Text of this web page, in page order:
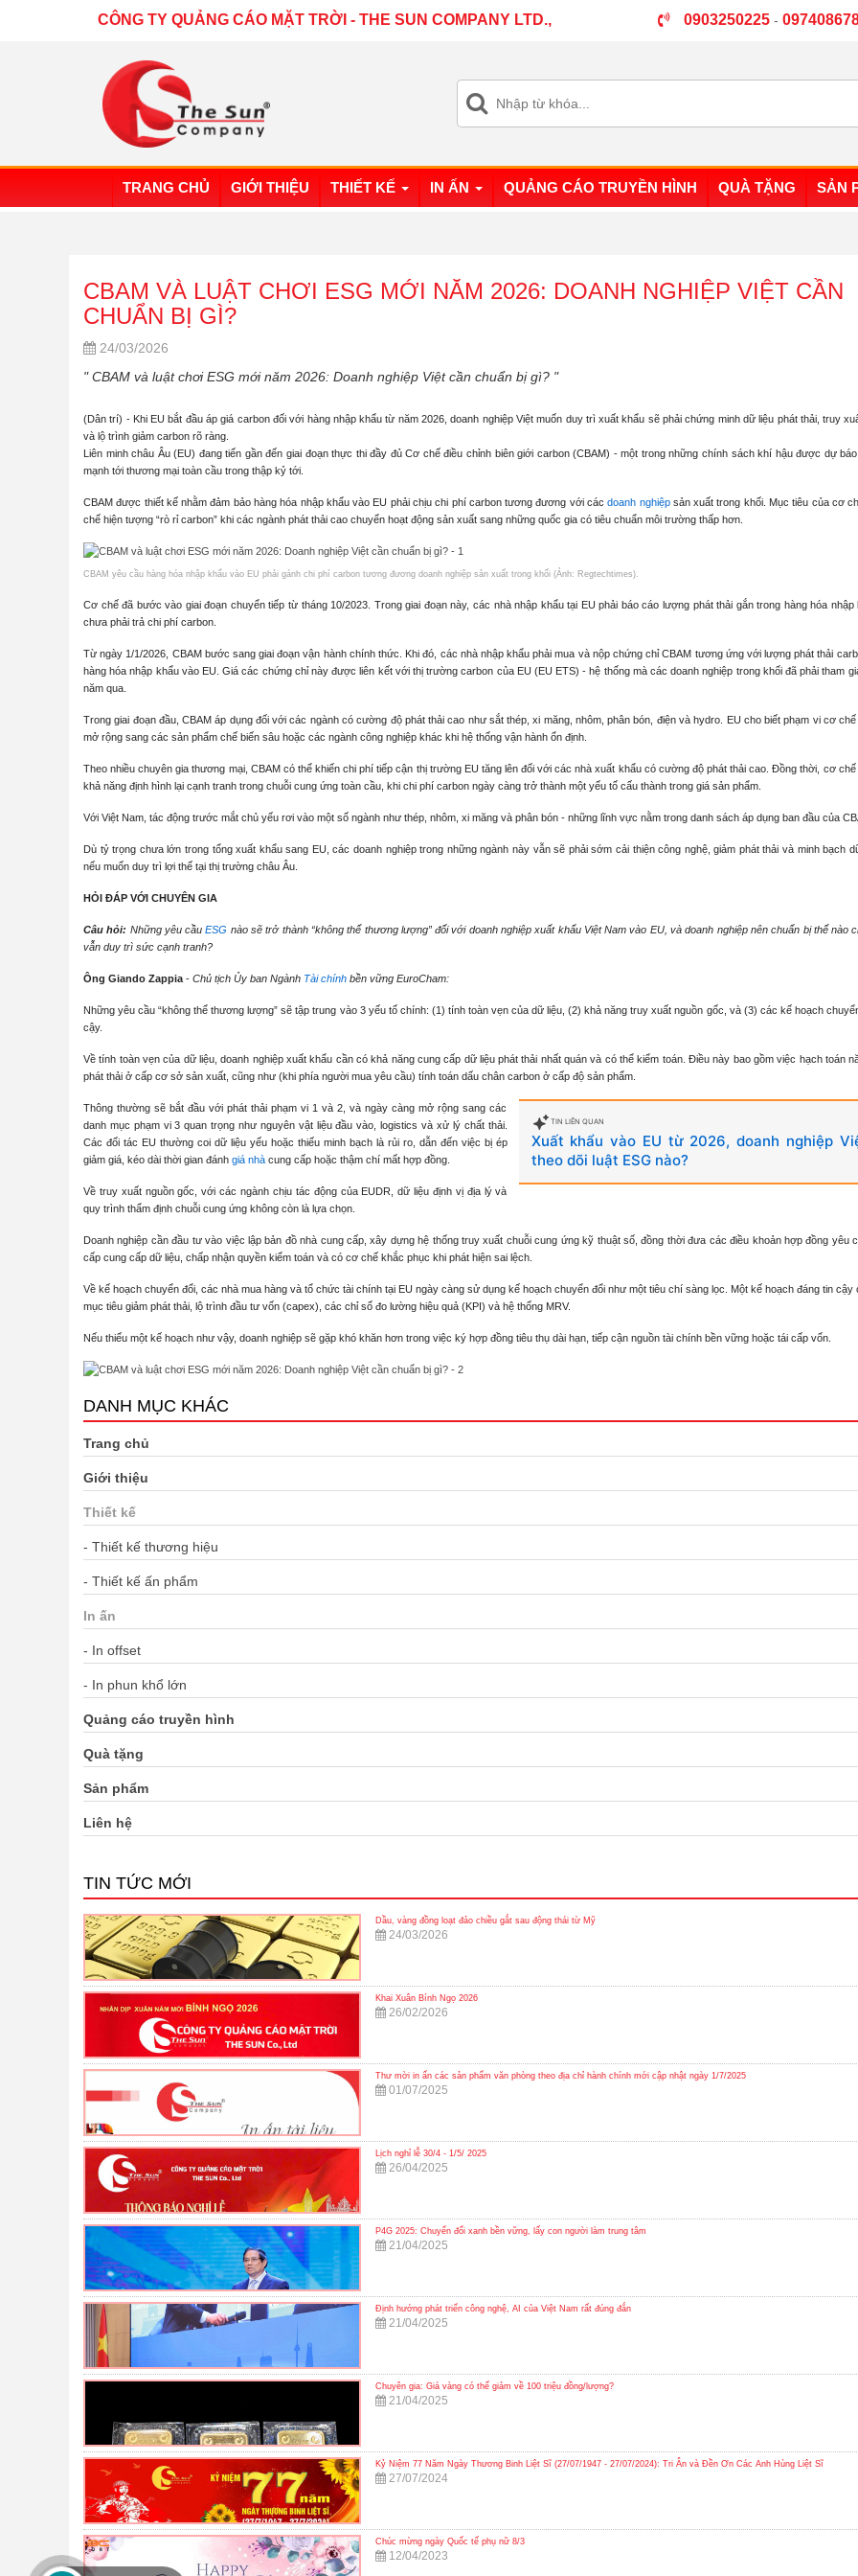
CÔNG TY QUẢNG CÁO MẶT TRỜI - THE SUN COMPANY LTD., 0903250225 -
TRANG CHỦ GIỚI THIỆU THIẾT KẾ IN ẤN QUẢNG CÁO TRUYỀN HÌNH QUÀ TẶNG SẢN
CBAM VÀ LUẬT CHƠI ESG MỚI NĂM 2026: DOANH NGHIỆP VIỆT CẦN
CHUẨN BỊ GÌ?
24/03/2026
" CBAM và luật chơi ESG mới năm 2026: Doanh nghiệp Việt cần chuẩn bị gì? "
(Dân trí) - Khi EU bắt đầu áp giá carbon đối với hàng nhập khẩu từ năm 2026, doanh nghiệp Việt muốn duy trì xuất khẩu sẽ phải chứng minh dữ liệu phát thải, truy
và lộ trình giảm carbon rõ ràng.
Liên minh châu Âu (EU) đang tiến gần đến giai đoạn thực thi đầy đủ Cơ chế điều chỉnh biên giới carbon (CBAM) - một trong những chính sách khí hậu được dự
mạnh tới thương mại toàn cầu trong thập kỷ tới.
CBAM được thiết kế nhằm đảm bảo hàng hóa nhập khẩu vào EU phải chịu chi phí carbon tương đương với cácdoanh nghiệpsản xuất trong khối. Mục tiêu của cơ
chế hiện tượng “rò rỉ carbon” khi các ngành phát thải cao chuyển hoạt động sản xuất sang những quốc gia có tiêu chuẩn môi trường thấp hơn.
CBAM yêu cầu hàng hóa nhập khẩu vào EU phải gánh chi phí carbon tương đương doanh nghiệp sản xuất trong khối (Ảnh: Regtechtimes).
Cơ chế đã bước vào giai đoạn chuyển tiếp từ tháng 10/2023. Trong giai đoạn này, các nhà nhập khẩu tại EU phải báo cáo lượng phát thải gắn trong hàng hóa nhập
chưa phải trả chi phí carbon.
Từ ngày 1/1/2026, CBAM bước sang giai đoạn vận hành chính thức. Khi đó, các nhà nhập khẩu phải mua và nộp chứng chỉ CBAM tương ứng với lượng phát thải
hàng hóa nhập khẩu vào EU. Giá các chứng chỉ này được liên kết với thị trường carbon của EU (EU ETS) - hệ thống mà các doanh nghiệp trong khối đã phải tham
năm qua.
Trong giai đoạn đầu, CBAM áp dụng đối với các ngành có cường độ phát thải cao như sắt thép, xi măng, nhôm, phân bón, điện và hydro. EU cho biết phạm vi cơ
mở rộng sang các sản phẩm chế biến sâu hoặc các ngành công nghiệp khác khi hệ thống vận hành ổn định.
Theo nhiều chuyên gia thương mại, CBAM có thể khiến chi phí tiếp cận thị trường EU tăng lên đối với các nhà xuất khẩu có cường độ phát thải cao. Đồng thời, cơ
khả năng định hình lại cạnh tranh trong chuỗi cung ứng toàn cầu, khi chi phí carbon ngày càng trở thành một yếu tố cấu thành trong giá sản phẩm.
Với Việt Nam, tác động trước mắt chủ yếu rơi vào một số ngành như thép, nhôm, xi măng và phân bón - những lĩnh vực nằm trong danh sách áp dụng ban đầu của
Dù tỷ trọng chưa lớn trong tổng xuất khẩu sang EU, các doanh nghiệp trong những ngành này vẫn sẽ phải sớm cải thiện công nghệ, giảm phát thải và minh bạch
nếu muốn duy trì lợi thế tại thị trường châu Âu.
HỎI ĐÁP VỚI CHUYÊN GIA
Câu hỏi: Những yêu cầuESG nào sẽ trở thành “không thể thương lượng” đối với doanh nghiệp xuất khẩu Việt Nam vào EU, và doanh nghiệp nên chuẩn bị thế nào
vẫn duy trì sức cạnh tranh?
Ông Giando Zappia - Chủ tịch Ủy ban Ngành Tài chính bền vững EuroCham:
Những yêu cầu “không thể thương lượng” sẽ tập trung vào 3 yếu tố chính: (1) tính toàn vẹn của dữ liệu, (2) khả năng truy xuất nguồn gốc, và (3) các kế hoạch
cậy.
Về tính toàn vẹn của dữ liệu, doanh nghiệp xuất khẩu cần có khả năng cung cấp dữ liệu phát thải nhất quán và có thể kiểm toán. Điều này bao gồm việc hạch toán
phát thải ở cấp cơ sở sản xuất, cũng như (khi phía người mua yêu cầu) tính toán dấu chân carbon ở cấp độ sản phẩm.
TIN LIÊN QUAN
Xuất khẩu vào EU từ 2026, doanh nghiệp
theo dõi luật ESG nào?
Thông thường sẽ bắt đầu với phát thải phạm vi 1 và 2, và ngày càng mở rộng sang các
danh mục phạm vi 3 quan trọng như nguyên vật liệu đầu vào, logistics và xử lý chất thải.
Các đối tác EU thường coi dữ liệu yếu hoặc thiếu minh bạch là rủi ro, dẫn đến việc bị ép
giảm giá, kéo dài thời gian đánh giá nhà cung cấp hoặc thậm chí mất hợp đồng.
Về truy xuất nguồn gốc, với các ngành chịu tác động của EUDR, dữ liệu định vị địa lý và
quy trình thẩm định chuỗi cung ứng không còn là lựa chọn.
Doanh nghiệp cần đầu tư vào việc lập bản đồ nhà cung cấp, xây dựng hệ thống truy xuất chuỗi cung ứng kỹ thuật số, đồng thời đưa các điều khoản hợp đồng yêu
cấp cung cấp dữ liệu, chấp nhận quyền kiểm toán và có cơ chế khắc phục khi phát hiện sai lệch.
Về kế hoạch chuyển đổi, các nhà mua hàng và tổ chức tài chính tại EU ngày càng sử dụng kế hoạch chuyển đổi như một tiêu chí sàng lọc. Một kế hoạch đáng tin cậy
mục tiêu giảm phát thải, lộ trình đầu tư vốn (capex), các chỉ số đo lường hiệu quả (KPI) và hệ thống MRV.
Nếu thiếu một kế hoạch như vậy, doanh nghiệp sẽ gặp khó khăn hơn trong việc ký hợp đồng tiêu thụ dài hạn, tiếp cận nguồn tài chính bền vững hoặc tái cấp vốn.
DANH MỤC KHÁC
Trang chủ
Giới thiệu
Thiết kế
- Thiết kế thương hiệu
- Thiết kế ấn phẩm
In ấn
- In offset
- In phun khổ lớn
Quảng cáo truyền hình
Quà tặng
Sản phẩm
Liên hệ
TIN TỨC MỚI
Dầu, vàng đồng loạt đảo chiều gắt sau động thái từ Mỹ
24/03/2026
Khai Xuân Bính Ngọ 2026
26/02/2026
Thư mời in ấn các sản phẩm văn phòng theo địa chỉ hành chính mới cập nhật ngày 1/7/2025
01/07/2025
Lịch nghỉ lễ 30/4 - 1/5/ 2025
26/04/2025
P4G 2025: Chuyển đổi xanh bền vững, lấy con người làm trung tâm
21/04/2025
Định hướng phát triển công nghệ, AI của Việt Nam rất đúng đắn
21/04/2025
Chuyên gia: Giá vàng có thể giảm về 100 triệu đồng/lượng?
21/04/2025
Kỷ Niệm 77 Năm Ngày Thương Binh Liệt Sĩ (27/07/1947 - 27/07/2024): Tri Ân và Đền Ơn Các Anh Hùng Liệt Sĩ
27/07/2024
Chúc mừng ngày Quốc tế phụ nữ 8/3
12/04/2023